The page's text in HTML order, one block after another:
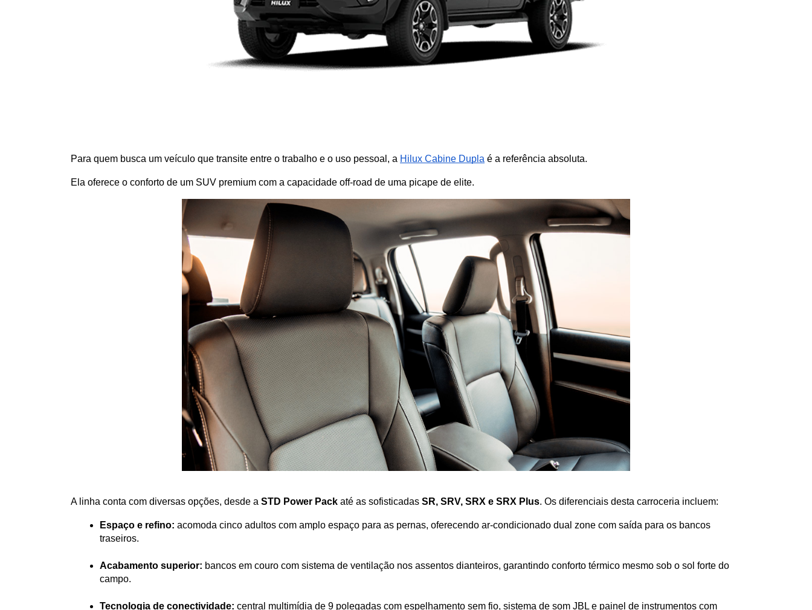
Para quem busca um veículo que transite entre o trabalho e o uso pessoal, a Hilux Cabine Dupla é a referência absoluta.
Ela oferece o conforto de um SUV premium com a capacidade off-road de uma picape de elite.
A linha conta com diversas opções, desde a STD Power Pack até as sofisticadas SR, SRV, SRX e SRX Plus. Os diferenciais desta carroceria incluem:
Espaço e refino: acomoda cinco adultos com amplo espaço para as pernas, oferecendo ar-condicionado dual zone com saída para os bancos
traseiros.
Acabamento superior: bancos em couro com sistema de ventilação nos assentos dianteiros, garantindo conforto térmico mesmo sob o sol forte do
campo.
Tecnologia de conectividade: central multimídia de 9 polegadas com espelhamento sem fio, sistema de som JBL e painel de instrumentos com